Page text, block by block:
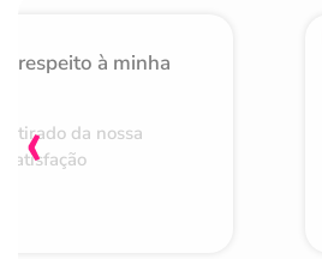
respeito à minha
da nossa
‹